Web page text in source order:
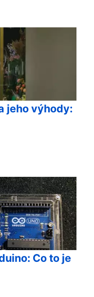
jeho výhody:
Co to je